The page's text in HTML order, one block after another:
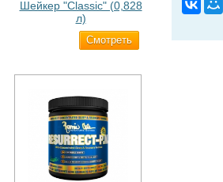
Шейкер "Classic" (0,828
л)
Cмотреть